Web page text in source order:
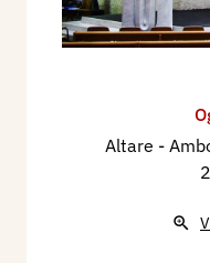
Altare -